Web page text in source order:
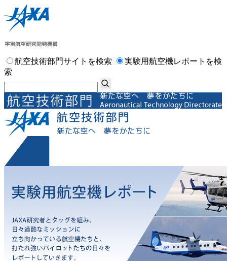
航空技術部門サイトを検索
実験用航空機レポートを検
索